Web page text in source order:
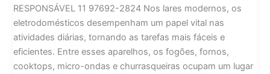
RESPONSÁVEL 11 97692-2824 Nos lares modernos, os
eletrodomésticos desempenham um papel vital nas
atividades diárias, tornando as tarefas mais fáceis e
eficientes. Entre esses aparelhos, os fogões, fornos,
cooktops, micro-ondas e churrasqueiras ocupam um lugar